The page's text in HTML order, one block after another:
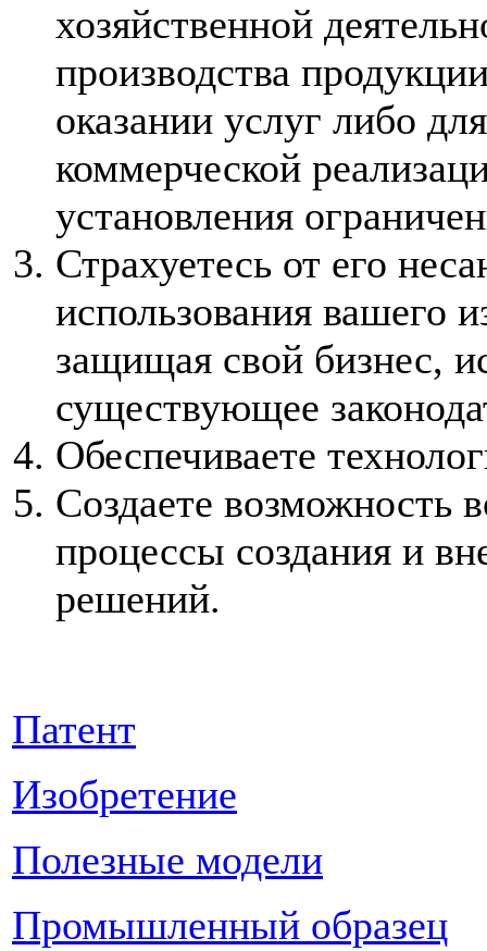
хозяйственной
производства
оказании услуг либо
коммерческой
установления
Страхуетесь от его
использования вашего
защищая свой бизнес,
существующее
Обеспечиваете
Создаете возможность
процессы создания и
решений.
Патент
Изобретение
Полезные модели
Промышленный образец